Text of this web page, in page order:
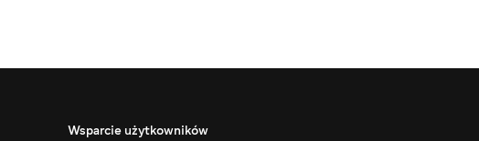
Wsparcie użytkowników